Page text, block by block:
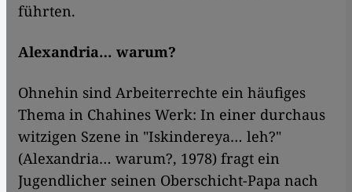
führten.
Alexandria… warum?
Ohnehin sind Arbeiterrechte ein häufiges
Thema in Chahines Werk: In einer durchaus
witzigen Szene in "Iskindereya… leh?"
(Alexandria… warum?, 1978) fragt ein
Jugendlicher seinen Oberschicht-Papa nach